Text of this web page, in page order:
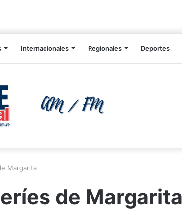
Internacionales Regionales Deportes
Margarita
de Margarita